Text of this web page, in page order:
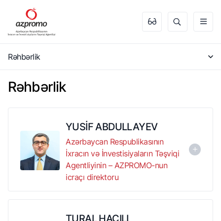
Rəhbərlik
Rəhbərlik
YUSİF ABDULLAYEV
Azərbaycan Respublikasının
İxracın və İnvestisiyaların Təşviqi
Agentliyinin – AZPROMO-nun
icraçı direktoru
Ağdam şəhərində anadan olmuşdur.
TURAL HACILI